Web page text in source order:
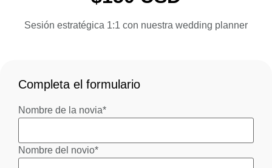
Sesión estratégica 1:1 con nuestra wedding planner
Completa el formulario
Nombre de la novia*
Nombre del novio*